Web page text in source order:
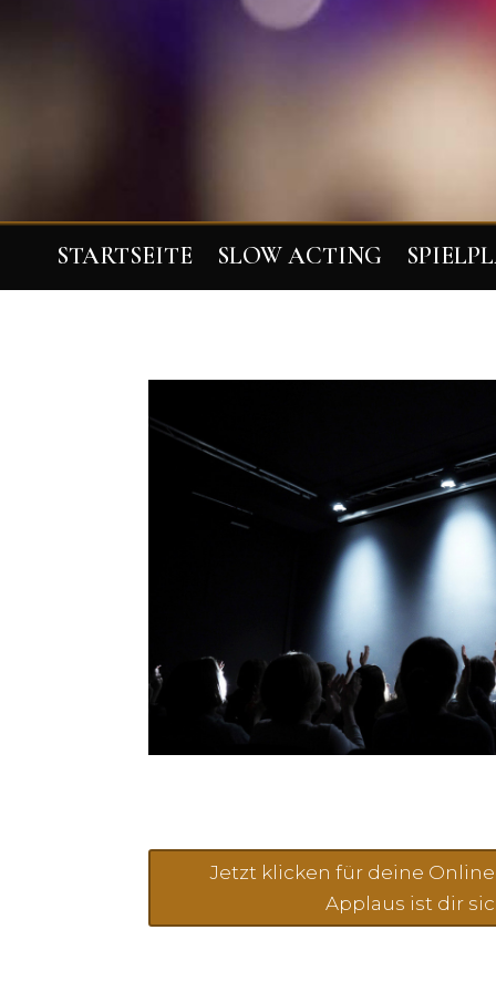
STARTSEITE SLOW ACTING
Jetzt klicken für deine
Applaus ist dir